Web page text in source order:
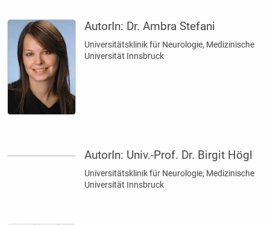
AutorIn: Dr. Ambra Stefani
Universitätsklinik für Neurologie, Medizinische
Universität Innsbruck
AutorIn: Univ.-Prof. Dr. Birgit Högl
Universitätsklinik für Neurologie, Medizinische
Universität Innsbruck